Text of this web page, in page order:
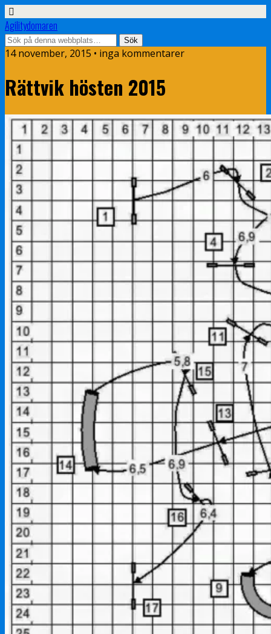
Agilitydomaren
14 november, 2015 • inga kommentarer
Rättvik hösten 2015